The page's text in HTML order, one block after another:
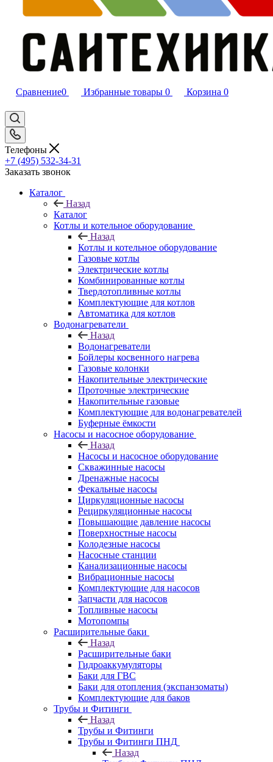
Сравнение0 Избранные товары 0 Корзина 0
Телефоны
+7 (495) 532‑34‑31
Заказать звонок
Каталог
Назад
Каталог
Котлы и котельное оборудование
Назад
Котлы и котельное оборудование
Газовые котлы
Электрические котлы
Комбинированные котлы
Твердотопливные котлы
Комплектующие для котлов
Автоматика для котлов
Водонагреватели
Назад
Водонагреватели
Бойлеры косвенного нагрева
Газовые колонки
Накопительные электрические
Проточные электрические
Накопительные газовые
Комплектующие для водонагревателей
Буферные ёмкости
Насосы и насосное оборудование
Назад
Насосы и насосное оборудование
Скважинные насосы
Дренажные насосы
Фекальные насосы
Циркуляционные насосы
Рециркуляционные насосы
Повышающие давление насосы
Поверхностные насосы
Колодезные насосы
Насосные станции
Канализационные насосы
Вибрационные насосы
Комплектующие для насосов
Запчасти для насосов
Топливные насосы
Мотопомпы
Расширительные баки
Назад
Расширительные баки
Гидроаккумуляторы
Баки для ГВС
Баки для отопления (экспанзоматы)
Комплектующие для баков
Трубы и Фитинги
Назад
Трубы и Фитинги
Трубы и Фитинги ПНД
Назад